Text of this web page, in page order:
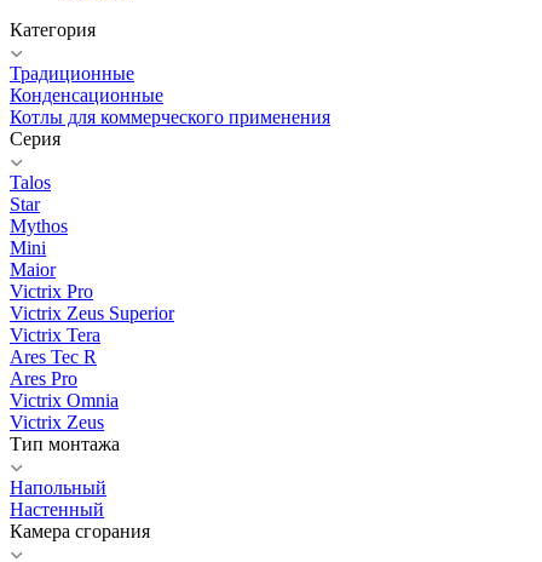
Категория
Традиционные
Конденсационные
Котлы для коммерческого применения
Серия
Talos
Star
Mythos
Mini
Maior
Victrix Pro
Victrix Zeus Superior
Victrix Tera
Ares Tec R
Ares Pro
Victrix Omnia
Victrix Zeus
Тип монтажа
Напольный
Настенный
Камера сгорания